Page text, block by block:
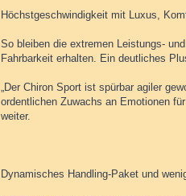
Höchstgeschwindigkeit mit Luxus,
So bleiben die extremen Leistungs-
Fahrbarkeit erhalten. Ein deutliches
„Der Chiron Sport ist spürbar agiler
ordentlichen Zuwachs an Emotionen
weiter.
Dynamisches Handling-Paket und